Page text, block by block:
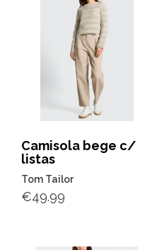
Camisola bege c/
listas
Tom Tailor
€49.99